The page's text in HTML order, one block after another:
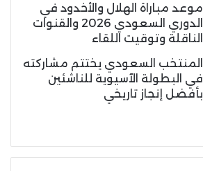
موعد مباراة الهلال والأخدود في
الدوري السعودي 2026 والقنوات
الناقلة وتوقيت اللقاء
المنتخب السعودي يختتم مشاركته
في البطولة الآسيوية للناشئين
بأفضل إنجاز تاريخي